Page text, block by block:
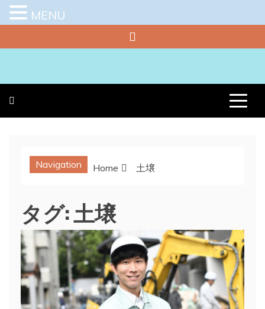
to
Navigation Home 土壌
タグ:土壌
MENU